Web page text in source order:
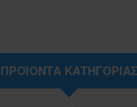
ΠΡΟΪΌΝΤΑ ΚΑΤΗΓΟΡΊΑΣ